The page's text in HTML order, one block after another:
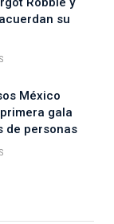
su
México
gala
de personas